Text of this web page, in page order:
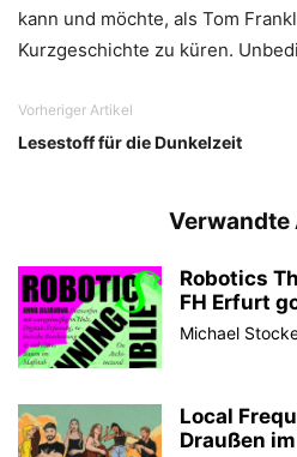
kann und möchte, als Tom
Kurzgeschichte zu küren.
Vorheriger Artikel
Lesestoff für die Dunkelzeit
Verwandte
Robotics
FH Erfurt
Michael
Local
Draußen